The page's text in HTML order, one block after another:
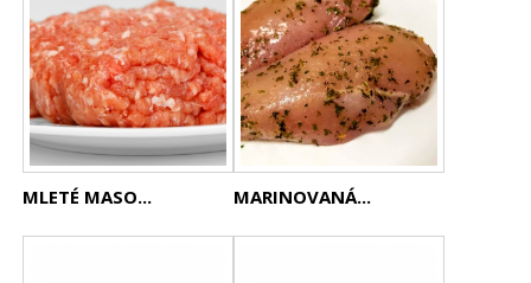
MLETÉ MASO... MARINOVANÁ...